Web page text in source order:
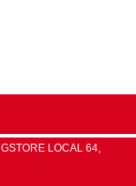
LOCAL 64,